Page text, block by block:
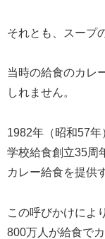
それとも、スープ
当時の給食のカレ
しれません。
1982年（昭和57年
学校給食創立35周
カレー給食を提供
この呼びかけによ
800万人が給食で